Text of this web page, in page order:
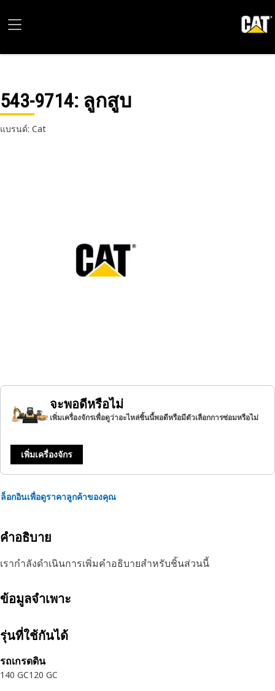
543-9714: ลูกสูบ
แบรนด์: Cat
จะพอดีหรือไม่
เพิ่มเครื่องจักรเพื่อดูว่าอะไหล่ชิ้นนี้พอดีหรือมีตัวเลือกการซ่อมหรือไม่
เพิ่มเครื่องจักร
ล็อกอินเพื่อดูราคาลูกค้าของคุณ
คำอธิบาย
เรากำลังดำเนินการเพิ่มคำอธิบายสำหรับชิ้นส่วนนี้
ข้อมูลจำเพาะ
รุ่นที่ใช้กันได้
รถเกรดดิน
140 GC120 GC